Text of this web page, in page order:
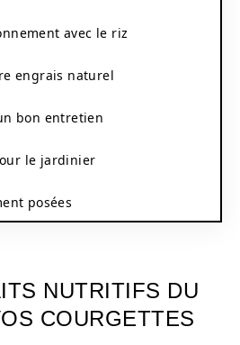
avec le riz
engrais naturel
bon entretien
le jardinier
posées
NUTRITIFS DU
COURGETTES